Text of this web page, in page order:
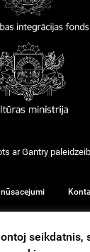
arGantry
seikdatnis,